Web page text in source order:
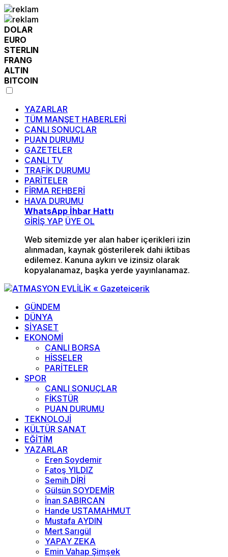
DOLAR
EURO
STERLIN
FRANG
ALTIN
BITCOIN
YAZARLAR
TÜM MANŞET HABERLERİ
CANLI SONUÇLAR
PUAN DURUMU
GAZETELER
CANLI TV
TRAFİK DURUMU
PARİTELER
FİRMA REHBERİ
HAVA DURUMU
WhatsApp İhbar Hattı
GİRİŞ YAP ÜYE OL
Web sitemizde yer alan haber içerikleri izin
alınmadan, kaynak gösterilerek dahi iktibas
edilemez. Kanuna aykırı ve izinsiz olarak
kopyalanamaz, başka yerde yayınlanamaz.
GÜNDEM
DÜNYA
SİYASET
EKONOMİ
CANLI BORSA
HİSSELER
PARİTELER
SPOR
CANLI SONUÇLAR
FİKSTÜR
PUAN DURUMU
TEKNOLOJİ
KÜLTÜR SANAT
EĞİTİM
YAZARLAR
Eren Soydemir
Fatoş YILDIZ
Semih DİRİ
Gülsün SOYDEMİR
İnan SABIRCAN
Hande USTAMAHMUT
Mustafa AYDIN
Mert Sarıgül
YAPAY ZEKA
Emin Vahap Şimşek